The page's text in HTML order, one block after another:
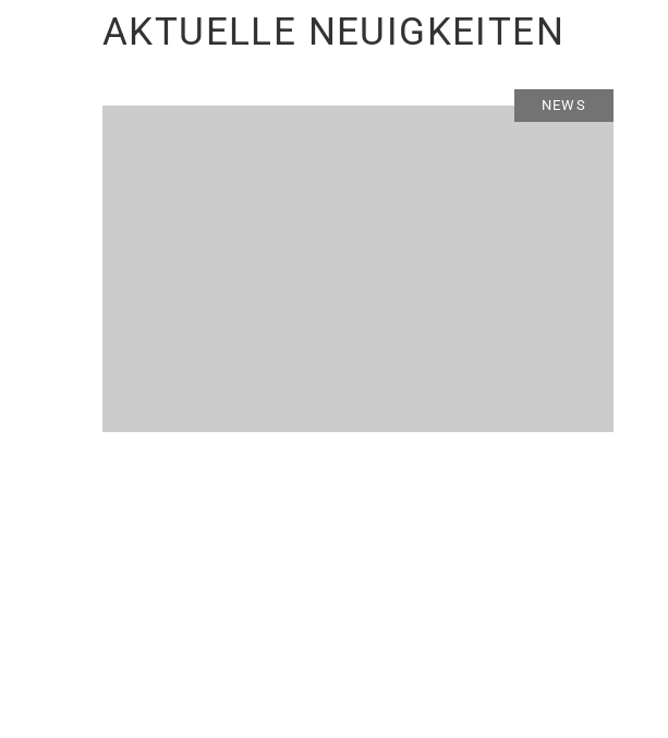
AKTUELLE NEUIGKEITEN
NEWS